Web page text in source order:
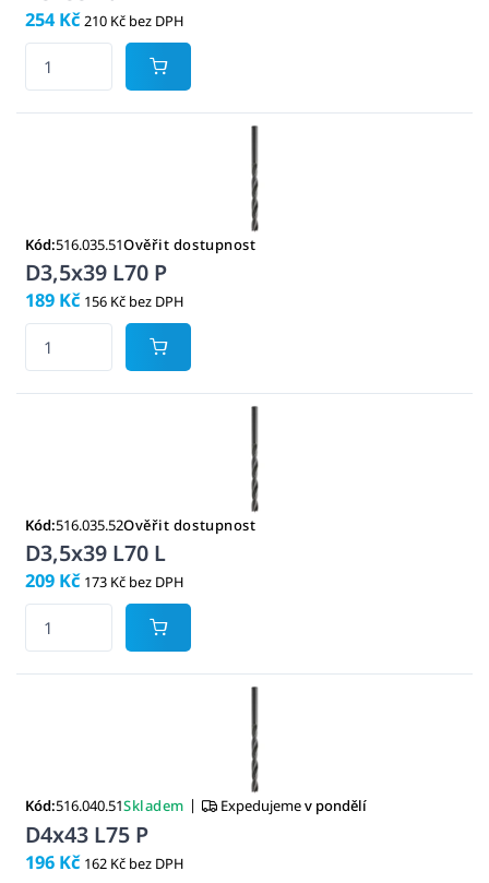
254 Kč 210 Kč bez DPH
Kód:516.035.51Ověřit dostupnost
D3,5x39 L70 P
189 Kč 156 Kč bez DPH
Kód:516.035.52Ověřit dostupnost
D3,5x39 L70 L
209 Kč 173 Kč bez DPH
Kód:516.040.51Skladem | Expedujemev pondělí
D4x43 L75 P
196 Kč 162 Kč bez DPH